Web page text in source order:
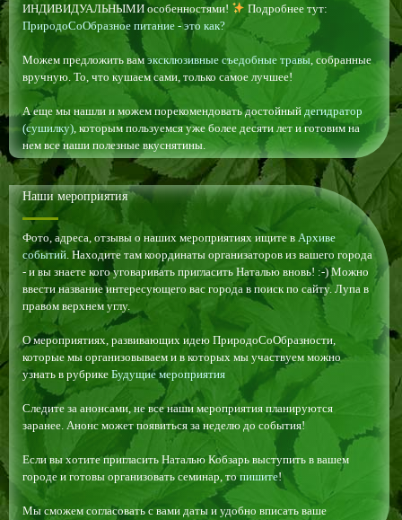
ИНДИВИДУАЛЬНЫМИ особенностями!
Подробнее тут:
ПриродоСоОбразное питание - это как?
Можем предложить вамэксклюзивные съедобные травы , собранные
вручную. То, что кушаем сами, только самое лучшее!
А еще мы нашли и можем порекомендовать достойный дегидратор
(сушилку) , которым пользуемся уже более десяти лет и готовим на
нем все наши полезные вкуснятины.
Наши мероприятия
Фото, адреса, отзывы о наших мероприятиях ищите в Архиве
событий . Находите там координаты организаторов из вашего города
- и вы знаете кого уговаривать пригласить Наталью вновь! :-) Можно
ввести название интересующего вас города в поиск по сайту. Лупа в
правом верхнем углу.
О мероприятиях, развивающих идею ПриродоСоОбразности,
которые мы организовываем и в которых мы участвуем можно
узнать в рубрикеБудущие мероприятия
Следите за анонсами, не все наши мероприятия планируются
заранее. Анонс может появиться за неделю до события!
Если вы хотите пригласить Наталью Кобзарь выступить в вашем
городе и готовы организовать семинар, топишите!
Мы сможем согласовать с вами даты и удобно вписать ваше